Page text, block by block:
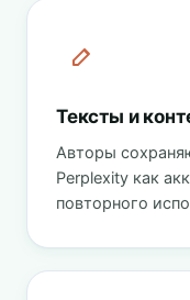
Тексты и
Авторы
Perplexity как
повторного